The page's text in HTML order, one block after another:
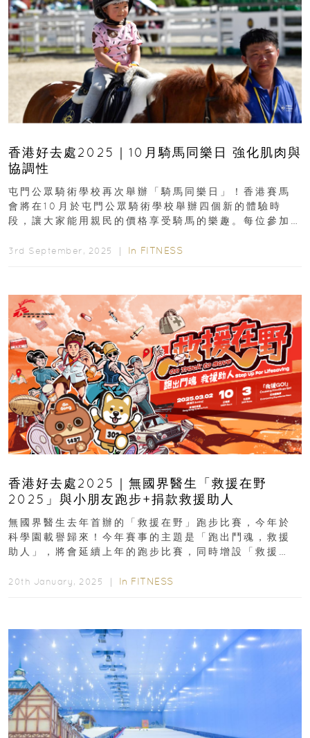
香港好去處2025｜10月騎馬同樂日 強化肌肉與
協調性
屯門公眾騎術學校再次舉辦「騎馬同樂日」！香港賽馬
會將在10月於屯門公眾騎術學校舉辦四個新的體驗時
段，讓大家能用親民的價格享受騎馬的樂趣。每位參加
3rd September, 2025 ｜ In FITNESS
香港好去處2025｜無國界醫生「救援在野
2025」與小朋友跑步+捐款救援助人
無國界醫生去年首辦的「救援在野」跑步比賽，今年於
科學園載譽歸來！今年賽事的主題是「跑出鬥魂，救援
助人」，將會延續上年的跑步比賽，同時增設「救援
20th January, 2025 ｜ In FITNESS